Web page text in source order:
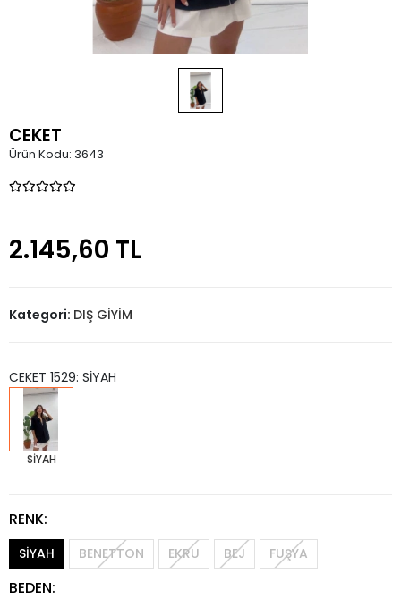
CEKET
Ürün Kodu: 3643
2.145,60 TL
Kategori: DIŞ GİYİM
CEKET 1529: SİYAH
SİYAH
RENK:
SİYAH BENETTON EKRU BEJ FUŞYA
BEDEN: